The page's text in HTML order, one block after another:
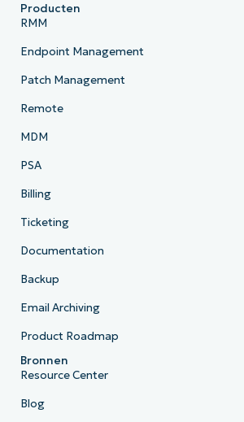
Producten
RMM
Endpoint Management
Patch Management
Remote
MDM
PSA
Billing
Ticketing
Documentation
Backup
Email Archiving
Product Roadmap
Bronnen
Resource Center
Blog